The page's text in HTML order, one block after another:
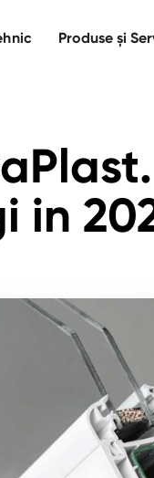
Produse și
in